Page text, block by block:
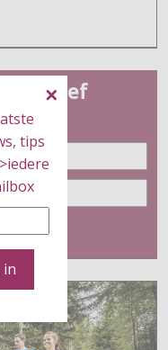
tips
in